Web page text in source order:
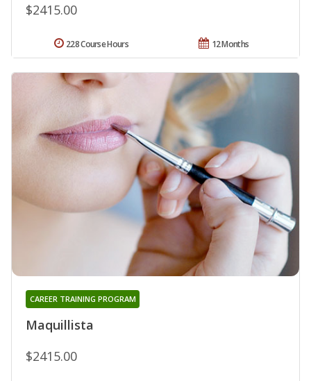
$2415.00
12 Months
228 Course Hours
Maquillista
CAREER TRAINING PROGRAM
$2415.00